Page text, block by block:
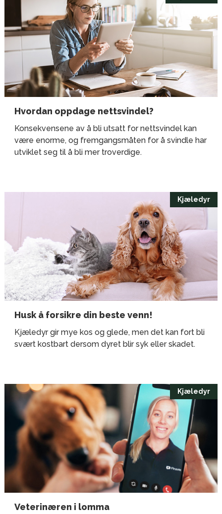
Hvordan oppdage nettsvindel?
Konsekvensene av å bli utsatt for nettsvindel kan
være enorme, og fremgangsmåten for å svindle har
utviklet seg til å bli mer troverdige.
Kjæledyr
Husk å forsikre din beste venn!
Kjæledyr gir mye kos og glede, men det kan fort bli
svært kostbart dersom dyret blir syk eller skadet.
Kjæledyr
Veterinæren i lomma